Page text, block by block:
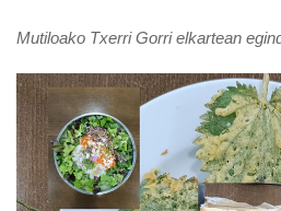
Mutiloako Txerri Gorri elkartean